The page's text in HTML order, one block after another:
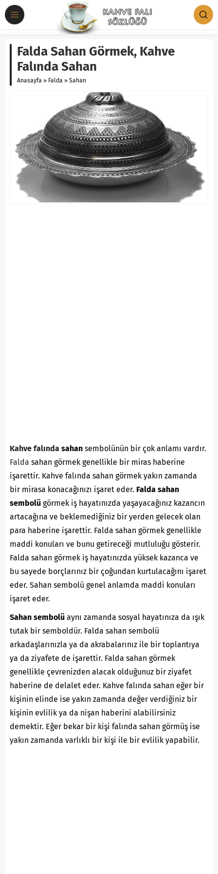
Falda Sahan Görmek, Kahve
Falında Sahan
Anasayfa » Falda » Sahan
Kahve falında sahan sembolünün bir çok anlamı vardır.
Falda sahan görmek genellikle bir miras haberine
işarettir. Kahve falında sahan görmek yakın zamanda
bir mirasa konacağınızı işaret eder. Falda sahan
sembolü görmek iş hayatınızda yaşayacağınız kazancın
artacağına ve beklemediğiniz bir yerden gelecek olan
para haberine işarettir. Falda sahan görmek genellikle
maddi konuları ve bunu getireceği mutluluğu gösterir.
Falda sahan görmek iş hayatınızda yüksek kazanca ve
bu sayede borçlarınız bir çoğundan kurtulacağını işaret
eder. Sahan sembolü genel anlamda maddi konuları
işaret eder.
Sahan sembolü aynı zamanda sosyal hayatınıza da ışık
tutak bir semboldür. Falda sahan sembolü
arkadaşlarınızla ya da akrabalarınız ile bir toplantıya
ya da ziyafete de işarettir. Falda sahan görmek
genellikle çevrenizden alacak olduğunuz bir ziyafet
haberine de delalet eder. Kahve falında sahan eğer bir
kişinin elinde ise yakın zamanda değer verdiğiniz bir
kişinin evlilik ya da nişan haberini alabilirsiniz
demektir. Eğer bekar bir kişi falında sahan görmüş ise
yakın zamanda varlıklı bir kişi ile bir evlilik yapabilir.